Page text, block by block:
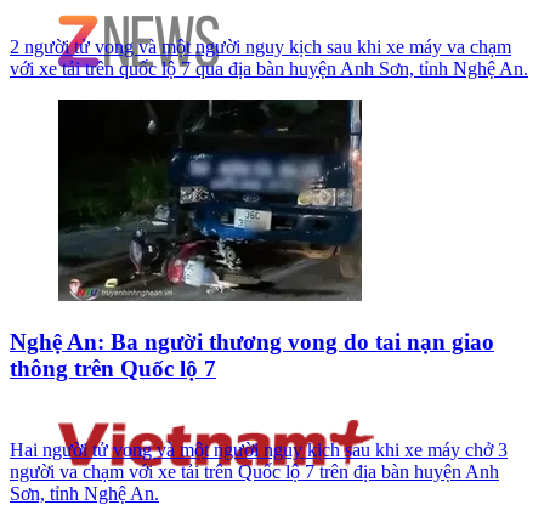
2 người tử vong và một người nguy kịch sau khi xe máy va chạm
với xe tải trên quốc lộ 7 qua địa bàn huyện Anh Sơn, tỉnh Nghệ An.
Nghệ An: Ba người thương vong do tai nạn giao
thông trên Quốc lộ 7
Hai người tử vong và một người nguy kịch sau khi xe máy chở 3
người va chạm với xe tải trên Quốc lộ 7 trên địa bàn huyện Anh
Sơn, tỉnh Nghệ An.